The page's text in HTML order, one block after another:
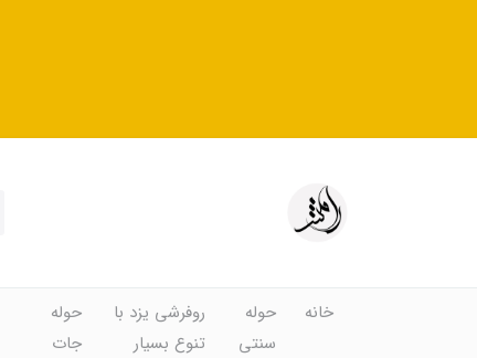
خانه
حوله
سنتی
روفرشی یزد با
تنوع بسیار
حوله
جات